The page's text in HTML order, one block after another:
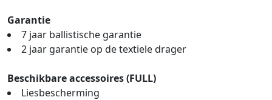
Garantie
7 jaar ballistische garantie
2 jaar garantie op de textiele drager
Beschikbare accessoires (FULL)
Liesbescherming